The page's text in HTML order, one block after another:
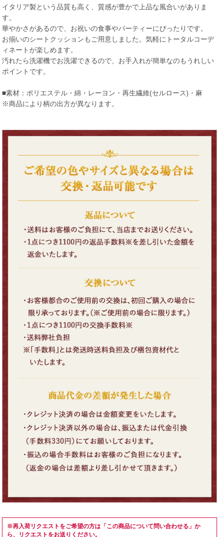
イタリア製という品質も高く、質感が豊かで上品な風合いがありま
す。
華やかさがあるので、お祝いの食事やパーティーにぴったりです。
お揃いのシートクッションもご用意しました。気軽にトータルコーデ
ィネートが楽しめます。
汚れたら洗濯機でお洗濯できるので、お手入れが簡単なのもうれしい
ポイントです。
■素材：ポリエステル・綿・レーヨン・再生繊維(セルロース)・麻
※商品により柄の出方が異なります。
※再入荷リクエストをご希望の方は「この商品について問い合わせる」か
ら、リクエストをお送りください。